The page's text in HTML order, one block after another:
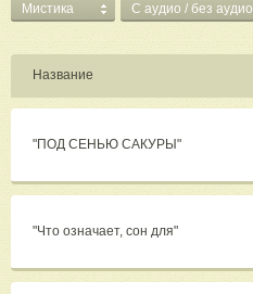
Мистика C аудио / без аудио
Название
"ПОД СЕНЬЮ САКУРЫ"
"Что означает, сон для"